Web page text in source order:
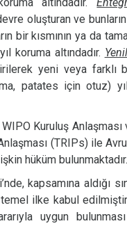
oluşturan ve
bir kısmının ya da
koruma altındadır.
yeni veya farklı
patates için otuz)
Kuruluş Anlaşması
(TRIPs) ile
hüküm bulunmaktadır.
kapsamına aldığı
ilke kabul
uygun